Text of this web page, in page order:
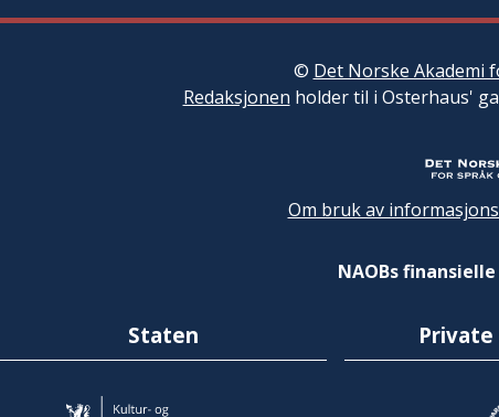
© Det Norske Akademi
Redaksjonen holder til i Osterhaus'
Om bruk av
NAOBs
Staten